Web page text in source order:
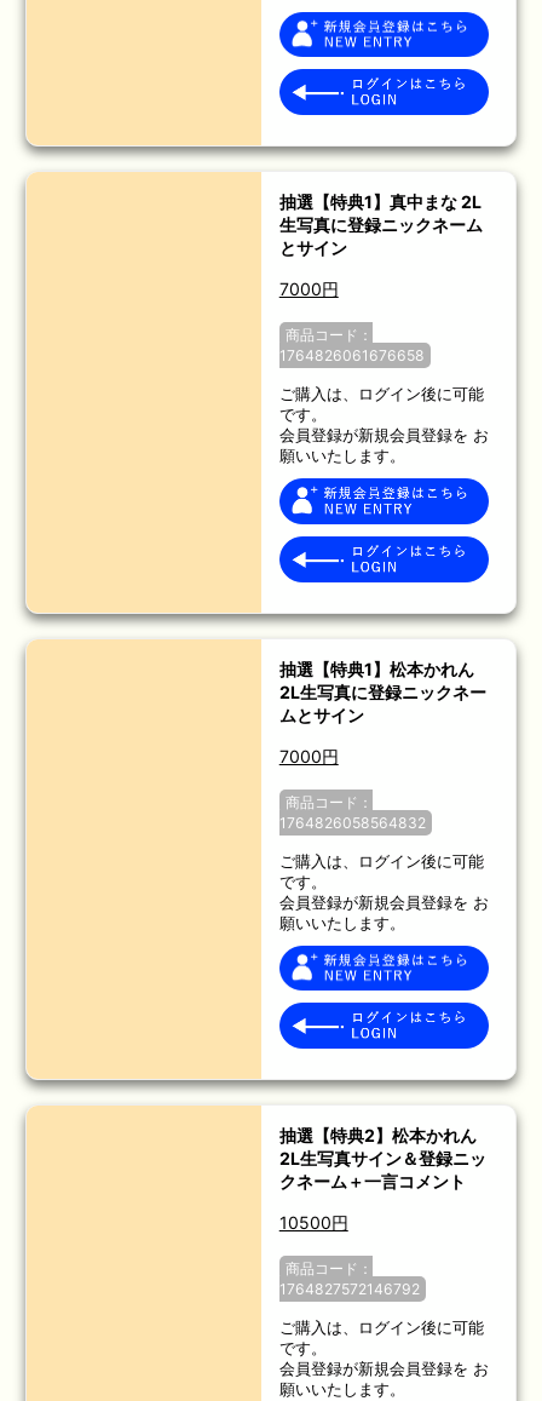
抽選【特典1】真中まな 2L
生写真に登録ニックネーム
とサイン
7000円
商品コード：
1764826061676658
ご購入は、ログイン後に可能
です。
会員登録が新規会員登録を お
願いいたします。
抽選【特典1】松本かれん
2L生写真に登録ニックネー
ムとサイン
7000円
商品コード：
1764826058564832
ご購入は、ログイン後に可能
です。
会員登録が新規会員登録を お
願いいたします。
抽選【特典2】松本かれん
2L生写真サイン＆登録ニッ
クネーム＋一言コメント
10500円
商品コード：
1764827572146792
ご購入は、ログイン後に可能
です。
会員登録が新規会員登録を お
願いいたします。